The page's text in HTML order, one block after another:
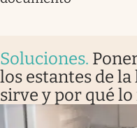
Soluciones.
los estantes de
sirve y por qué